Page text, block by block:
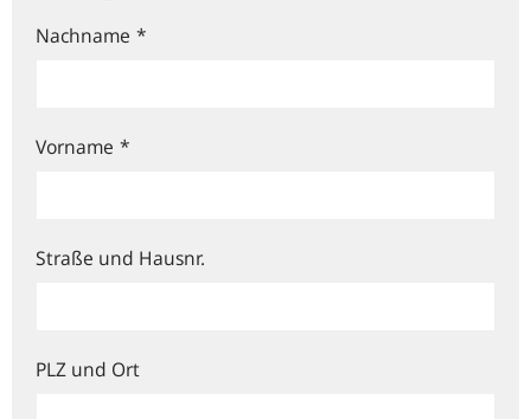
Nachname *
Vorname *
Straße und Hausnr.
PLZ und Ort